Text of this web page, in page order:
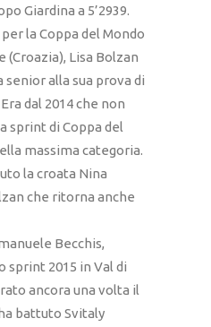
Giardina a 5’2939.
la Coppa del Mondo
(Croazia), Lisa Bolzan
alla sua prova di
dal 2014 che non
sprint di Coppa del
massima categoria.
la croata Nina
che ritorna anche
Becchis,
sprint 2015 in Val di
ancora una volta il
battuto Svitaly